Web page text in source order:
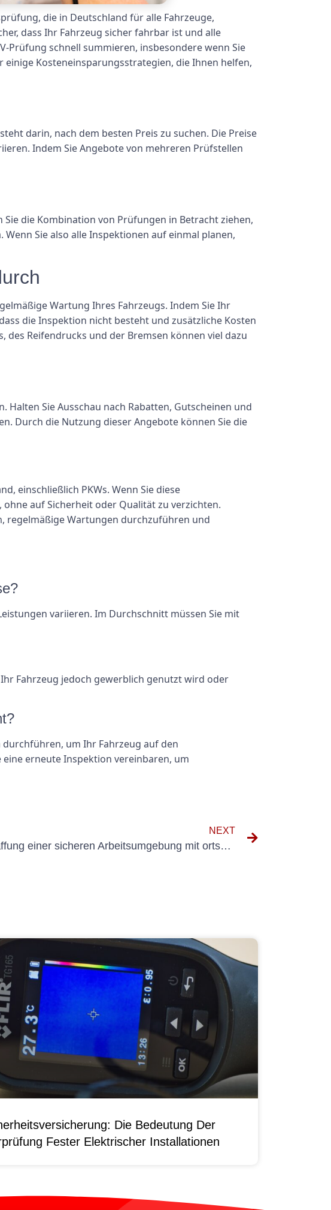
die in Deutschland für alle Fahrzeuge,
dass Ihr Fahrzeug sicher fahrbar ist und alle
Prüfung schnell summieren, insbesondere wenn Sie
Kosteneinsparungsstrategien, die Ihnen helfen,
darin, nach dem besten Preis zu suchen. Die Preise
Indem Sie Angebote von mehreren Prüfstellen
die Kombination von Prüfungen in Betracht ziehen,
Sie also alle Inspektionen auf einmal planen,
Wartung Ihres Fahrzeugs. Indem Sie Ihr
die Inspektion nicht besteht und zusätzliche Kosten
Reifendrucks und der Bremsen können viel dazu
Sie Ausschau nach Rabatten, Gutscheinen und
Durch die Nutzung dieser Angebote können Sie die
einschließlich PKWs. Wenn Sie diese
auf Sicherheit oder Qualität zu verzichten.
regelmäßige Wartungen durchzuführen und
variieren. Im Durchschnitt müssen Sie mit
Fahrzeug jedoch gewerblich genutzt wird oder
um Ihr Fahrzeug auf den
erneute Inspektion vereinbaren, um
NEXT
Tipps zur Schaffung einer sicheren Arbeitsumgebung mit ortsveränderlichen Betriebsmitteln der DGUV
Die Bedeutung Der
Fester Elektrischer Installationen